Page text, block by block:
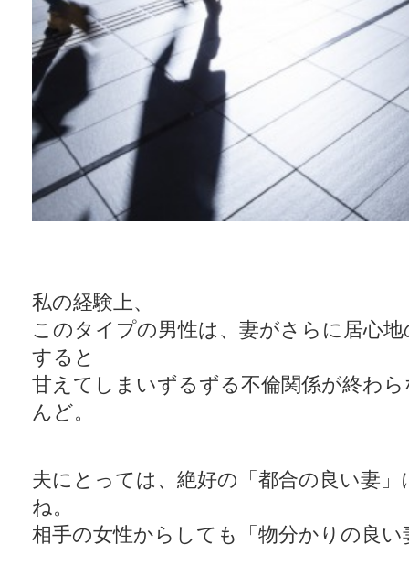
私の経験上、
このタイプの男性は、妻がさらに居心
すると
甘えてしまいずるずる不倫関係が終わ
んど。
夫にとっては、絶好の「都合の良い妻
ね。
相手の女性からしても「物分かりの良